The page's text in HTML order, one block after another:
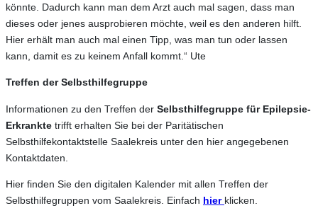
könnte. Dadurch kann man dem Arzt auch mal sagen, dass man
dieses oder jenes ausprobieren möchte, weil es den anderen hilft.
Hier erhält man auch mal einen Tipp, was man tun oder lassen
kann, damit es zu keinem Anfall kommt.“ Ute
Treffen der Selbsthilfegruppe
Informationen zu den Treffen der Selbsthilfegruppe für Epilepsie-
Erkrankte trifft erhalten Sie bei der Paritätischen
Selbsthilfekontaktstelle Saalekreis unter den hier angegebenen
Kontaktdaten.
Hier finden Sie den digitalen Kalender mit allen Treffen der
Selbsthilfegruppen vom Saalekreis. Einfach hier klicken.